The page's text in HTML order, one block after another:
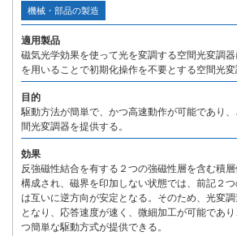
機械・部品の製造
適用製品
磁気光学効果を使って光を変調する空間光変調
を用いることで初期化操作を不要とする空間光
目的
駆動方法が簡単で、かつ高速動作が可能であり
間光変調器を提供する。
効果
反強磁性結合を有する２つの強磁性層を含む積
構成され、磁界を印加しない状態では、前記２
は互いに逆方向が安定となる。そのため、光変
となり、応答速度が速く、微細加工が可能であ
つ簡単な駆動方式が提供できる。